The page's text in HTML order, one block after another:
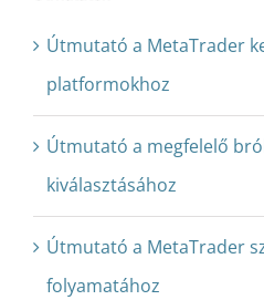
Útmutató a MetaTrader
platformokhoz
Útmutató a megfelelő
kiválasztásához
Útmutató a MetaTrader
folyamatához